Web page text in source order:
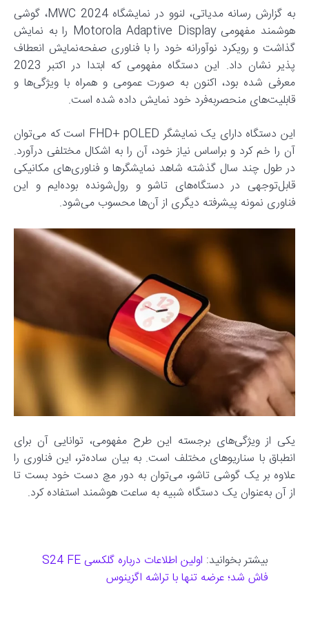
به گزارش رسانه مدیاتی، لنوو در نمایشگاه MWC 2024، گوشی
هوشمند مفهومی Motorola Adaptive Display را به نمایش
گذاشت و رویکرد نوآورانه خود را با فناوری صفحه‌نمایش انعطاف
پذیر نشان داد. این دستگاه مفهومی که ابتدا در اکتبر 2023
معرفی شده بود، اکنون به صورت عمومی و همراه با ویژگی‌ها و
قابلیت‌های منحصربه‌فرد خود نمایش داده شده است.
این دستگاه دارای یک نمایشگر FHD+ pOLED است که می‌توان
آن را خم کرد و براساس نیاز خود، آن را به اشکال مختلفی درآورد.
در طول چند سال گذشته شاهد نمایشگرها و فناوری‌های مکانیکی
قابل‌توجهی در دستگاه‌های تاشو و رول‌شونده بوده‌ایم و این
فناوری نمونه پیشرفته دیگری از آن‌ها محسوب می‌شود.
یکی از ویژگی‌های برجسته این طرح مفهومی، توانایی آن برای
انطباق با سناریوهای مختلف است. به بیان ساده‌تر، این فناوری را
علاوه بر یک گوشی تاشو، می‌توان به دور مچ دست خود بست تا
از آن به‌عنوان یک دستگاه شبیه به ساعت هوشمند استفاده کرد.
بیشتر بخوانید:
اولین اطلاعات درباره گلکسی S24 FE
فاش شد؛ عرضه تنها با تراشه اگزینوس